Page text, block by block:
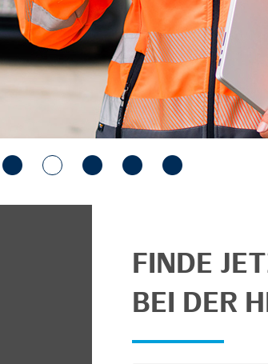
FINDE
BEI DER